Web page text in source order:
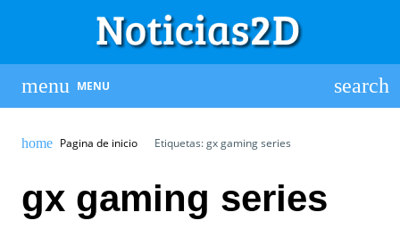
MENU
Pagina de inicio Etiquetas: gx gaming series
gx gaming series